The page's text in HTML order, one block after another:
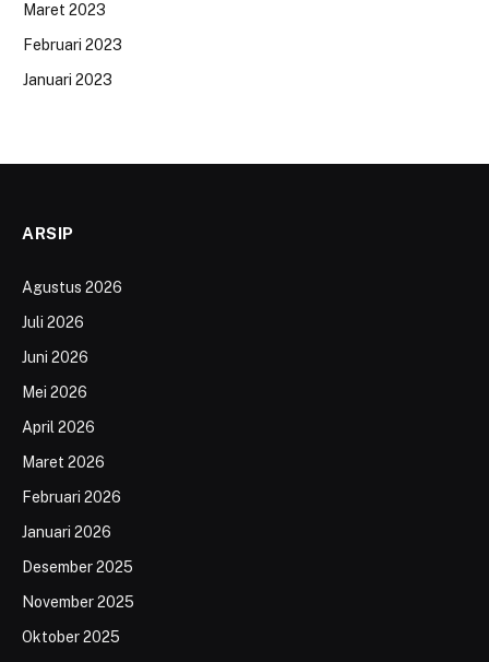
Maret 2023
Februari 2023
Januari 2023
ARSIP
Agustus 2026
Juli 2026
Juni 2026
Mei 2026
April 2026
Maret 2026
Februari 2026
Januari 2026
Desember 2025
November 2025
Oktober 2025